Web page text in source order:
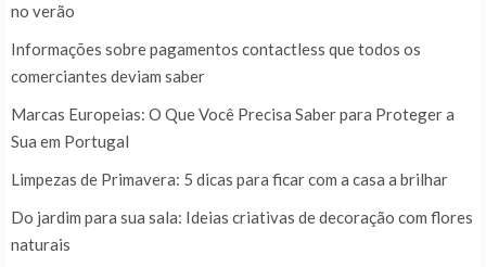
no verão
Informações sobre pagamentos contactless que todos os
comerciantes deviam saber
Marcas Europeias: O Que Você Precisa Saber para Proteger a
Sua em Portugal
Limpezas de Primavera: 5 dicas para ficar com a casa a brilhar
Do jardim para sua sala: Ideias criativas de decoração com flores
naturais